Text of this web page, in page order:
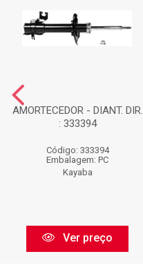
AMORTECEDOR - DIANT. DIR.
: 333394
Código: 333394
Embalagem: PC
Kayaba
Ver preço